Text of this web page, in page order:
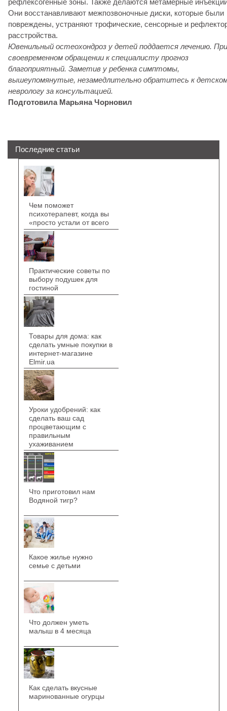
рефлексогенные зоны. Также делаются метамерные
Они восстанавливают межпозвоночные диски, которые были
повреждены, устраняют трофические, сенсорные и
расстройства.
Ювенильный остеохондроз у детей поддается лечению. При
своевременном обращении к специалисту прогноз
благоприятный. Заметив у ребенка симптомы,
вышеупомянутые, незамедлительно обратитесь к
неврологу за консультацией.
Подготовила Марьяна Чорновил
Последние статьи
Чем поможет
психотерапевт, когда вы
«просто устали от всего
Практические советы по
выбору подушек для
гостиной
Товары для дома: как
сделать умные покупки в
интернет-магазине
Elmir.ua
Уроки удобрений: как
сделать ваш сад
процветающим с
правильным
ухаживанием
Что приготовил нам
Водяной тигр?
Какое жилье нужно
семье с детьми
Что должен уметь
малыш в 4 месяца
Как сделать вкусные
маринованные огурцы